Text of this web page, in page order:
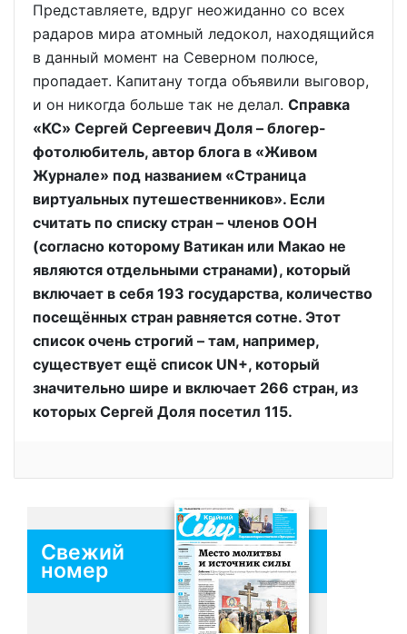
Представляете, вдруг неожиданно со всех
радаров мира атомный ледокол, находящийся
в данный момент на Северном полюсе,
пропадает. Капитану тогда объявили выговор,
и он никогда больше так не делал. Справка
«КС» Сергей Сергеевич Доля – блогер-
фотолюбитель, автор блога в «Живом
Журнале» под названием «Страница
виртуальных путешественников». Если
считать по списку стран – членов ООН
(согласно которому Ватикан или Макао не
являются отдельными странами), который
включает в себя 193 государства, количество
посещённых стран равняется сотне. Этот
список очень строгий – там, например,
существует ещё список UN+, который
значительно шире и включает 266 стран, из
которых Сергей Доля посетил 115.
Свежий
номер